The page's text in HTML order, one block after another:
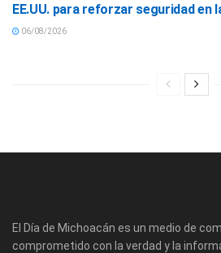
EE.UU. para reforzar seguridad en
06/08/2026
El Día de Michoacán es un medio de
comprometido con la verdad y la